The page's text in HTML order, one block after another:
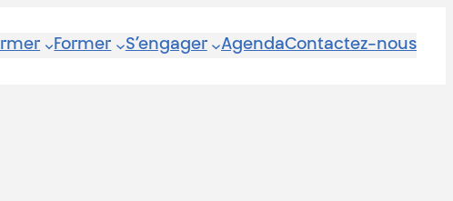
Former S’engager AgendaContactez-nous